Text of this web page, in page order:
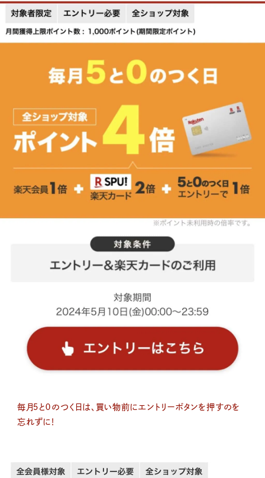
毎月５と０のつく日は、買い物前にエントリーボタンを押すのを
忘れずに！